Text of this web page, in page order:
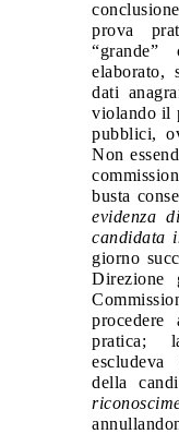
prova
“grande”
elaborato,
dati
violando il
pubblici,
Non
busta
evidenza
candidata
giorno
Direzione
pratica;
della